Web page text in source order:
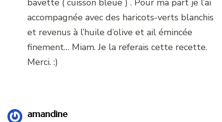
bavette ( cuisson bleue ) . Pour ma part je l’ai
accompagnée avec des haricots-verts blanchis
et revenus à l’huile d’olive et ail émincée
finement… Miam. Je la referais cette recette.
Merci. :)
amandine